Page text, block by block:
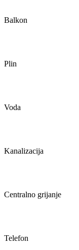
Balkon
Plin
Voda
Kanalizacija
Centralno grijanje
Telefon